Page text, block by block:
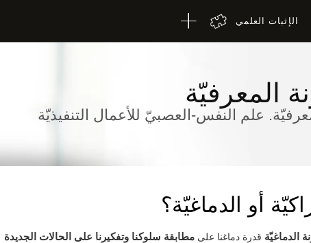
الإثبات العلمي
المعرفيّة
علم النفس-العصبيّ للأعمال التنفيذيّة
أو الدماغيّة؟
الدماغيّة قدرة دماغنا على مطابقة سلوكنا وتفكيرنا على الحالات الجديدة